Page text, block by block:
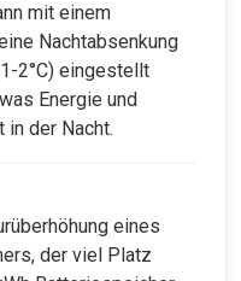
mit einem
Nachtabsenkung
2°C) eingestellt
Energie und
der Nacht.
eines
der viel Platz